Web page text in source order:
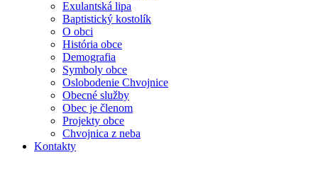
Exulantská lipa
Baptistický kostolík
O obci
História obce
Demografia
Symboly obce
Oslobodenie Chvojnice
Obecné služby
Obec je členom
Projekty obce
Chvojnica z neba
Kontakty